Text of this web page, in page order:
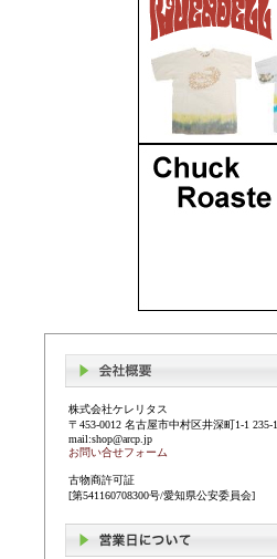
株式会社ケレリタス
〒453-0012 名古屋市中村区井深町1-1 235-1
mail:shop@arcp.jp
お問い合せフォーム
古物商許可証
[第541160708300号/愛知県公安委員会]